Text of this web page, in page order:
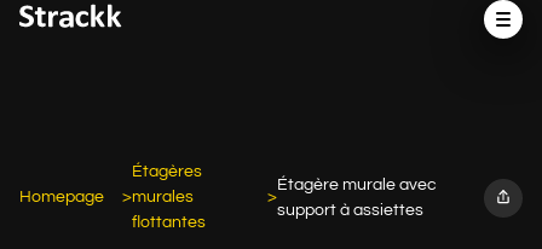
Homepage
Étagères
murales
flottantes
Étagère murale avec
support à assiettes